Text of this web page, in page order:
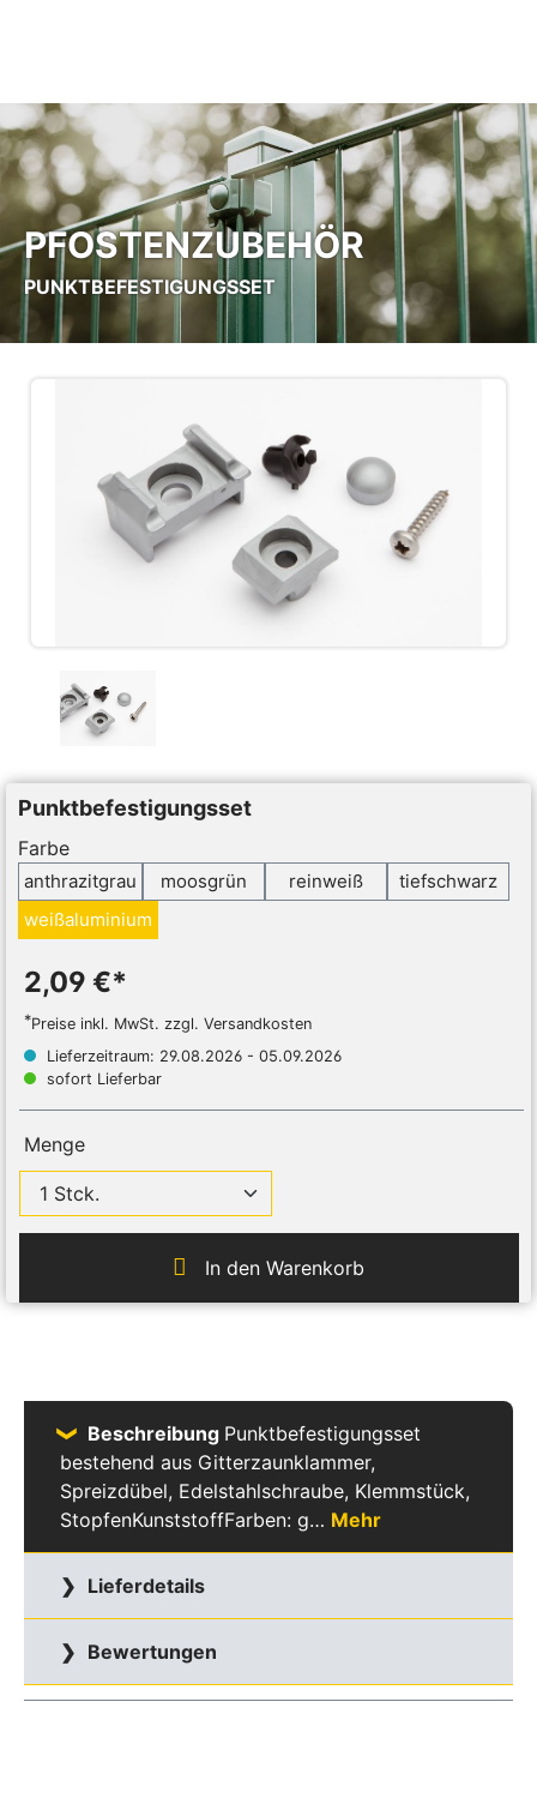
PFOSTENZUBEHÖR
PUNKTBEFESTIGUNGSSET
Punktbefestigungsset
Farbe
anthrazitgrau moosgrün reinweiß
tiefschwarz
weißaluminium
2,09 €*
*Preise inkl. MwSt. zzgl. Versandkosten
Lieferzeitraum: 29.08.2026 - 05.09.2026
sofort Lieferbar
Menge
In den Warenkorb
Beschreibung Punktbefestigungsset
bestehend aus Gitterzaunklammer,
Spreizdübel, Edelstahlschraube, Klemmstück,
StopfenKunststoffFarben: g… Mehr
Lieferdetails
Bewertungen